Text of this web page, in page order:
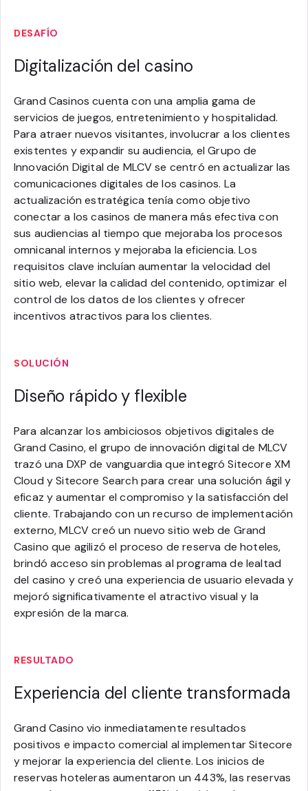
DESAFÍO
Digitalización del casino
Grand Casinos cuenta con una amplia gama de
servicios de juegos, entretenimiento y hospitalidad.
Para atraer nuevos visitantes, involucrar a los clientes
existentes y expandir su audiencia, el Grupo de
Innovación Digital de MLCV se centró en actualizar las
comunicaciones digitales de los casinos. La
actualización estratégica tenía como objetivo
conectar a los casinos de manera más efectiva con
sus audiencias al tiempo que mejoraba los procesos
omnicanal internos y mejoraba la eficiencia. Los
requisitos clave incluían aumentar la velocidad del
sitio web, elevar la calidad del contenido, optimizar el
control de los datos de los clientes y ofrecer
incentivos atractivos para los clientes.
SOLUCIÓN
Diseño rápido y flexible
Para alcanzar los ambiciosos objetivos digitales de
Grand Casino, el grupo de innovación digital de MLCV
trazó una DXP de vanguardia que integró Sitecore XM
Cloud y Sitecore Search para crear una solución ágil y
eficaz y aumentar el compromiso y la satisfacción del
cliente. Trabajando con un recurso de implementación
externo, MLCV creó un nuevo sitio web de Grand
Casino que agilizó el proceso de reserva de hoteles,
brindó acceso sin problemas al programa de lealtad
del casino y creó una experiencia de usuario elevada y
mejoró significativamente el atractivo visual y la
expresión de la marca.
RESULTADO
Experiencia del cliente transformada
Grand Casino vio inmediatamente resultados
positivos e impacto comercial al implementar Sitecore
y mejorar la experiencia del cliente. Los inicios de
reservas hoteleras aumentaron un 443%, las reservas